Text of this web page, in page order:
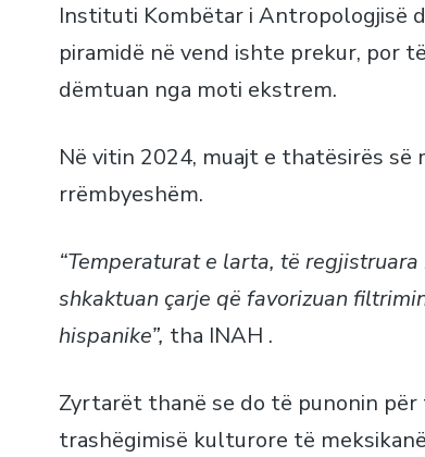
Instituti Kombëtar i Antropologjisë
piramidë në vend ishte prekur, por
dëmtuan nga moti ekstrem.
Në vitin 2024, muajt e thatësirës së
rrëmbyeshëm.
“Temperaturat e larta, të
shkaktuan çarje që favorizuan
hispanike”, tha INAH .
Zyrtarët thanë se do të punonin
trashëgimisë kulturore të